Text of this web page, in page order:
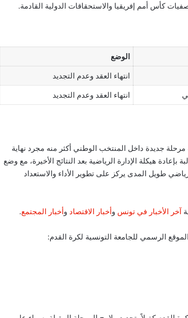
كأس أمم إفريقيا والاستحقاقات الدولية القادمة.
الوضع
انتهاء العقد وعدم التجديد
انتهاء العقد وعدم التجديد
جديدة داخل المنتخب الوطني أكثر منه مجرد نهاية
هيكلة الإدارة الرياضية بعد النتائج الأخيرة، مع وضع
طويل المدى يركز على تطوير الأداء والاستعداد
آخر الأخبار في تونس وأخبار الاقتصاد وأخبار المجتمع.
الرسمي للجامعة التونسية لكرة القدم: